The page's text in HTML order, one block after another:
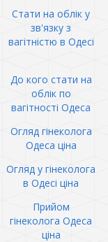
Стати на облік у
зв'язку з
вагітністю в Одесі
До кого стати на
облік по
вагітності Одеса
Огляд гінеколога
Одеса ціна
Огляд у гінеколога
в Одесі ціна
Прийом
гінеколога Одеса
ціна